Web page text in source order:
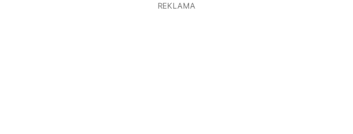
REKLAMA